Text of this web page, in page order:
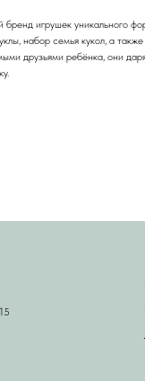
игрушек уникального
набор семья кукол, а
друзьями ребёнка, они